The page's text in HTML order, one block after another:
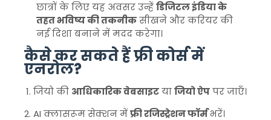
छात्रों के लिए यह अवसर उन्हेंडिजिटल इंडिया के
तहत भविष्य की तकनीकसीखने और करियर की
नई दिशा बनाने में मदद करेगा।
कैसे कर सकते हैं फ्री कोर्स में
एनरोल?
जियो की आधिकारिक वेबसाइटयाजियो ऐपपर जाएँ।
AI क्लासरूम सेक्शन मेंफ्री रजिस्ट्रेशन फॉर्मभरें।